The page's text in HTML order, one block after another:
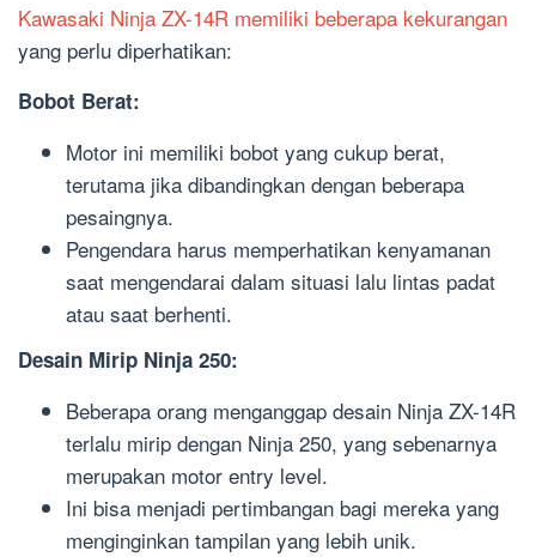
Kawasaki Ninja ZX-14R memiliki beberapa kekurangan
yang perlu diperhatikan:
Bobot Berat:
Motor ini memiliki bobot yang cukup berat,
terutama jika dibandingkan dengan beberapa
pesaingnya.
Pengendara harus memperhatikan kenyamanan
saat mengendarai dalam situasi lalu lintas padat
atau saat berhenti.
Desain Mirip Ninja 250:
Beberapa orang menganggap desain Ninja ZX-14R
terlalu mirip dengan Ninja 250, yang sebenarnya
merupakan motor entry level.
Ini bisa menjadi pertimbangan bagi mereka yang
menginginkan tampilan yang lebih unik.